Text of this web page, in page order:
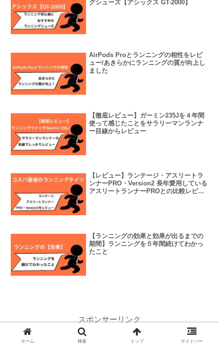
グシューズ【アシックス GT-2000】
AirPods Proとランニングの相性をレビ
ュー/あきらかにランニングの質が向上し
ました
【徹底レビュー】ガーミン235Jを４年間
使って感じたことをサラリーマンランナ
ー目線からレビュー
【レビュー】ランテージ・アスリートラ
ンナーPRO・Version2 長年愛用している
アスリートランナーPROとの比較レビュ
【ランニングの効果と効果が出るまでの
期間】ランニングを５年間続けてわかっ
たこと
スポンサーリンク
ホーム 検索 トップ サイドバー